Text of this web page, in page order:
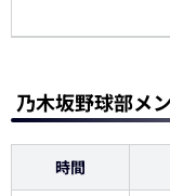
乃木坂野球部メ
時間